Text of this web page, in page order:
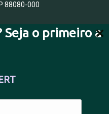
Seja o primeiro a
88080-000